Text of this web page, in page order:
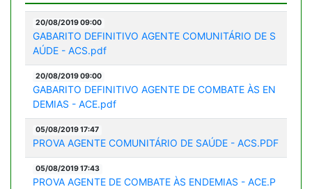
20/08/2019 09:00
GABARITO DEFINITIVO AGENTE COMUNITÁRIO DE S
AÚDE - ACS.pdf
20/08/2019 09:00
GABARITO DEFINITIVO AGENTE DE COMBATE ÀS EN
DEMIAS - ACE.pdf
05/08/2019 17:47
PROVA AGENTE COMUNITÁRIO DE SAÚDE - ACS.PDF
05/08/2019 17:43
PROVA AGENTE DE COMBATE ÀS ENDEMIAS - ACE.P